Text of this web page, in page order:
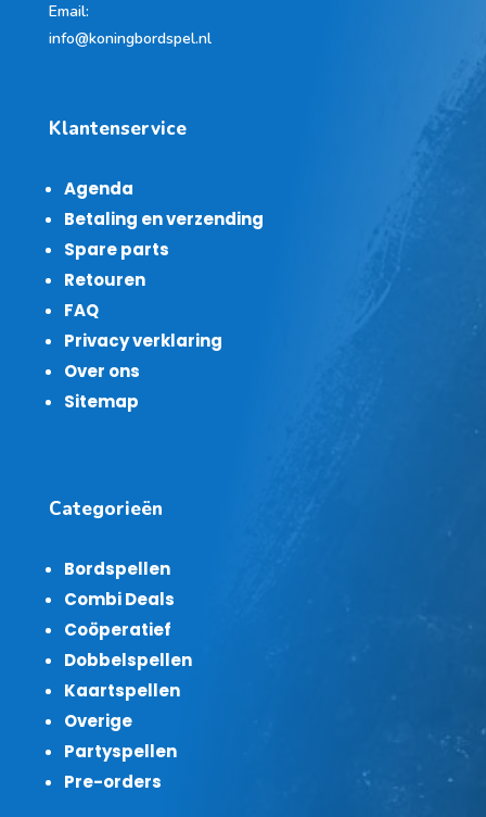
Email:
info@koningbordspel.nl
Klantenservice
Agenda
Betaling en verzending
Spare parts
Retouren
FAQ
Privacy verklaring
Over ons
Sitemap
Categorieën
Bordspellen
Combi Deals
Coöperatief
Dobbelspellen
Kaartspellen
Overige
Partyspellen
Pre-orders